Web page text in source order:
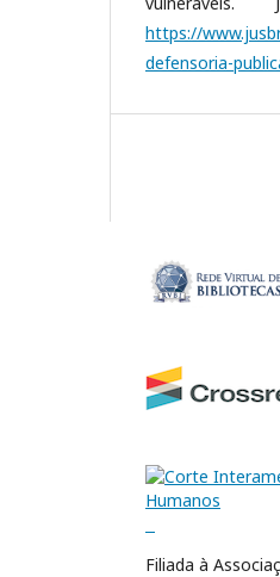
https://
defensoria-
Filiada à